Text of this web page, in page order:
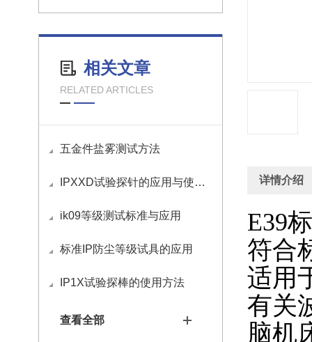
相关文章
RELATED ARTICLES
五金件盐雾测试方法
IPXXD试验探针的应用与使用方法
ik09等级测试标准与应用
标准IP防尘等级试具的应用
IP1X试验探棒的使用方法
查看全部
详情介绍
E39
符合
适用
有关
脑机